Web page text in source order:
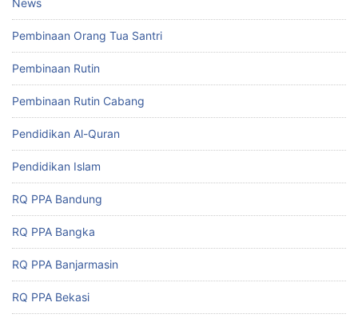
News
Pembinaan Orang Tua Santri
Pembinaan Rutin
Pembinaan Rutin Cabang
Pendidikan Al-Quran
Pendidikan Islam
RQ PPA Bandung
RQ PPA Bangka
RQ PPA Banjarmasin
RQ PPA Bekasi